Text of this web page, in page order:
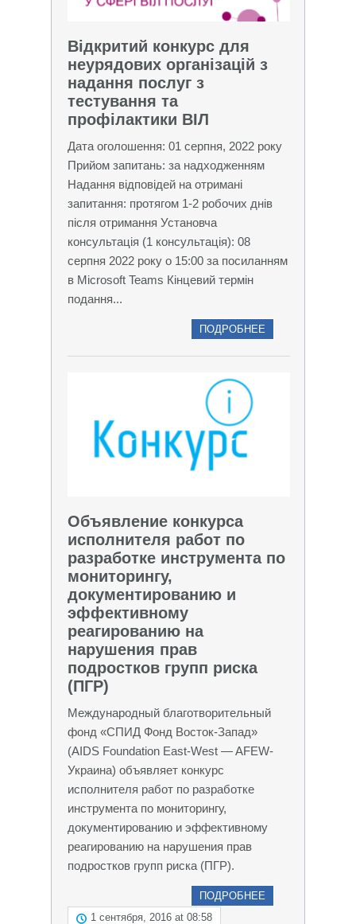
Відкритий конкурс для
неурядових організацій з
надання послуг з
тестування та
профілактики ВІЛ
Дата оголошення: 01 серпня, 2022 року
Прийом запитань: за надходженням
Надання відповідей на отримані
запитання: протягом 1-2 робочих днів
після отримання Установча
консультація (1 консультація): 08
серпня 2022 року о 15:00 за посиланням
в Microsoft Teams Кінцевий термін
подання...
ПОДРОБНЕЕ
Объявление конкурса
исполнителя работ по
разработке инструмента по
мониторингу,
документированию и
эффективному
реагированию на
нарушения прав
подростков групп риска
(ПГР)
Международный благотворительный
фонд «СПИД Фонд Восток-Запад»
(AIDS Foundation East-West — AFEW-
Украина) объявляет конкурс
исполнителя работ по разработке
инструмента по мониторингу,
документированию и эффективному
реагированию на нарушения прав
подростков групп риска (ПГР).
ПОДРОБНЕЕ
1 сентября, 2016 at 08:58